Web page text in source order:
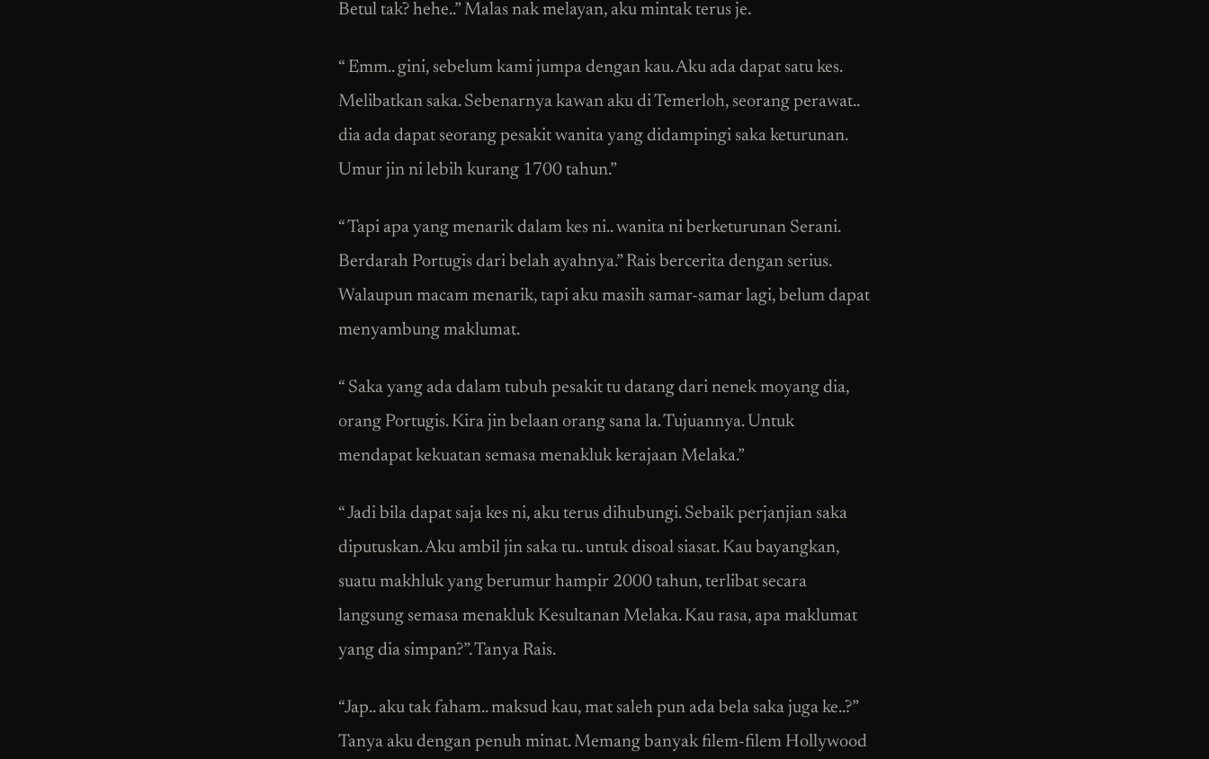
Betul tak? hehe..” Malas nak melayan, aku mintak terus je.
“ Emm.. gini, sebelum kami jumpa dengan kau. Aku ada dapat satu kes.
Melibatkan saka. Sebenarnya kawan aku di Temerloh, seorang perawat..
dia ada dapat seorang pesakit wanita yang didampingi saka keturunan.
Umur jin ni lebih kurang 1700 tahun.”
“ Tapi apa yang menarik dalam kes ni.. wanita ni berketurunan Serani.
Berdarah Portugis dari belah ayahnya.” Rais bercerita dengan serius.
Walaupun macam menarik, tapi aku masih samar-samar lagi, belum dapat
menyambung maklumat.
“ Saka yang ada dalam tubuh pesakit tu datang dari nenek moyang dia,
orang Portugis. Kira jin belaan orang sana la. Tujuannya. Untuk
mendapat kekuatan semasa menakluk kerajaan Melaka.”
“ Jadi bila dapat saja kes ni, aku terus dihubungi. Sebaik perjanjian saka
diputuskan. Aku ambil jin saka tu.. untuk disoal siasat. Kau bayangkan,
suatu makhluk yang berumur hampir 2000 tahun, terlibat secara
langsung semasa menakluk Kesultanan Melaka. Kau rasa, apa maklumat
yang dia simpan?”. Tanya Rais.
“Jap.. aku tak faham.. maksud kau, mat saleh pun ada bela saka juga ke..?”
Tanya aku dengan penuh minat. Memang banyak filem-filem Hollywood